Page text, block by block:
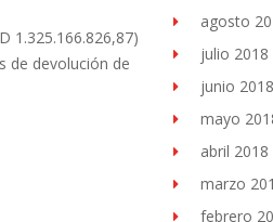
1.325.166.826,87)
de devolución de
agosto
julio 2018
junio 2018
mayo
abril 2018
marzo
febrero